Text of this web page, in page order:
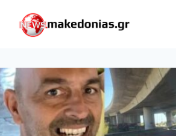
content